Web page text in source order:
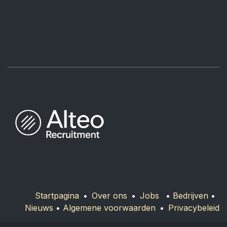
Startpagina • Over ons • Jobs • Bedrijven •
Nieuws • Algemene voorwaarden​ • Privacybeleid